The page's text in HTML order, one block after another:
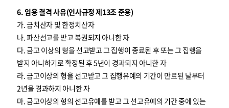
6. 임용 결격 사유(인사규정 제13조 준용)
가. 금치산자 및 한정치산자
나. 파산선고를 받고 복권되지 아니한 자
다. 금고 이상의 형을 선고받고 그 집행이 종료된 후 또는 그 집행을
받지 아니하기로 확정된 후 5년이 경과되지 아니한 자
라. 금고이상의 형을 선고받고 그 집행유예의 기간이 만료된 날부터
2년을 경과하지 아니한 자
마. 금고이상의 형의 선고유예를 받고 그 선고유예의 기간 중에 있는